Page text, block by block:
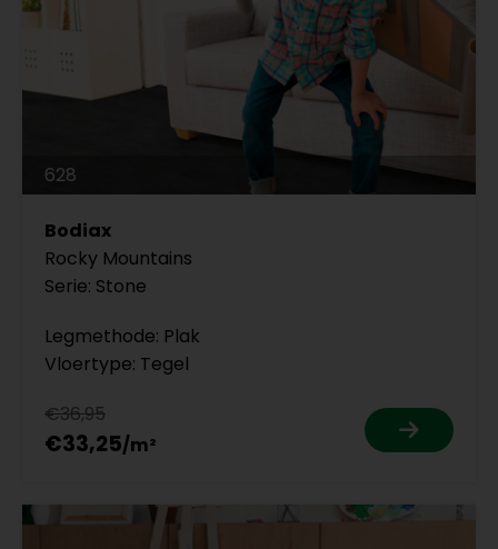
628
Bodiax
Rocky Mountains
Serie: Stone
Legmethode: Plak
Vloertype: Tegel
€36,95
€33,25